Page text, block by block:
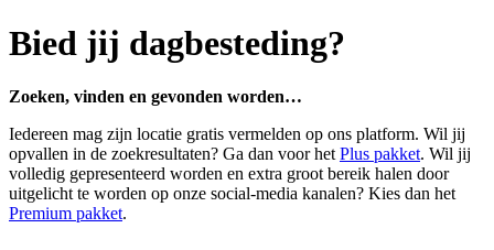
Bied jij dagbesteding?
Zoeken, vinden en gevonden worden…
Iedereen mag zijn locatie gratis vermelden op ons platform. Wil jij
opvallen in de zoekresultaten? Ga dan voor het Plus pakket. Wil jij
volledig gepresenteerd worden en extra groot bereik halen door
uitgelicht te worden op onze social-media kanalen? Kies dan het
Premium pakket.